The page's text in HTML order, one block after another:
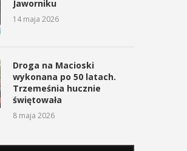
Jaworniku
14 maja 2026
Droga na Macioski
wykonana po 50 latach.
Trzemeśnia hucznie
świętowała
8 maja 2026